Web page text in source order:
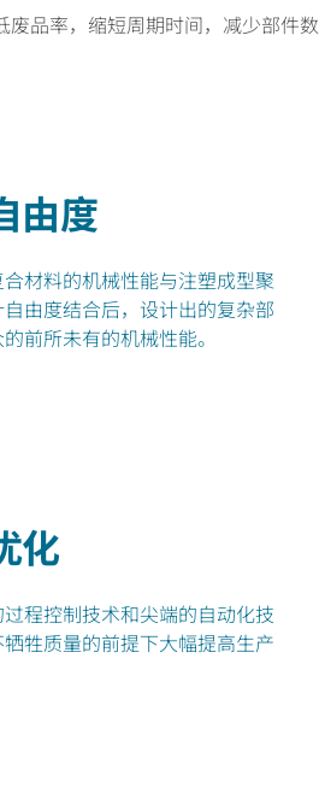
品率，缩短周期时间，减少部件数
由度
材料的机械性能与注塑成型聚
由度结合后，设计出的复杂部
前所未有的机械性能。
化
程控制技术和尖端的自动化技
牲质量的前提下大幅提高生产